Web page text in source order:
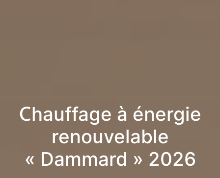
Chauffage à énergie
renouvelable
« Dammard » 2026